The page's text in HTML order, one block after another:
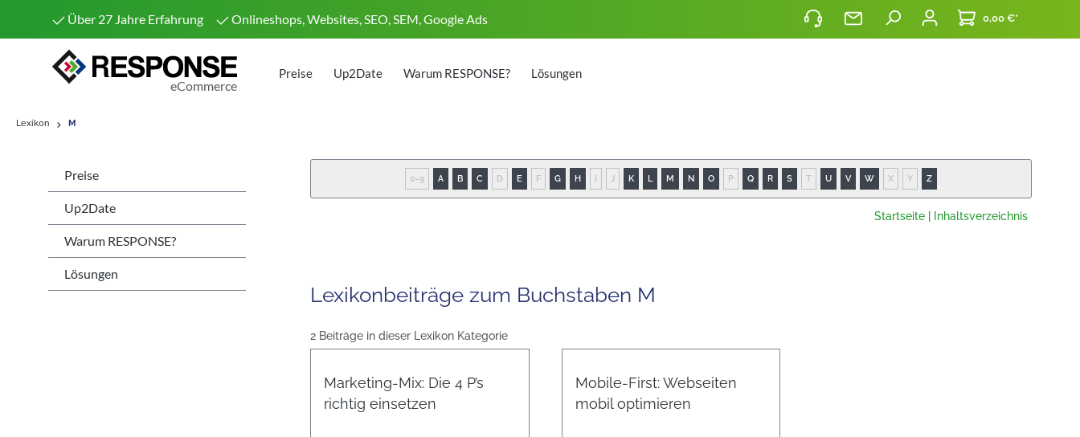
Über 27 Jahre Erfahrung Onlineshops, Websites, SEO, SEM, Google Ads 0,00 €*
eCommerce
Preise Up2Date Warum RESPONSE? Lösungen
Lexikon M
Preise
Up2Date
Warum RESPONSE?
Lösungen
0-9 A B C D E F G H I J K L M N O P Q R S T U V W X Y Z
Startseite Inhaltsverzeichnis
Lexikonbeiträge zum Buchstaben M
2 Beiträge in dieser Lexikon Kategorie
Marketing-Mix: Die 4 P’s
richtig einsetzen
Mobile-First: Webseiten
mobil optimieren